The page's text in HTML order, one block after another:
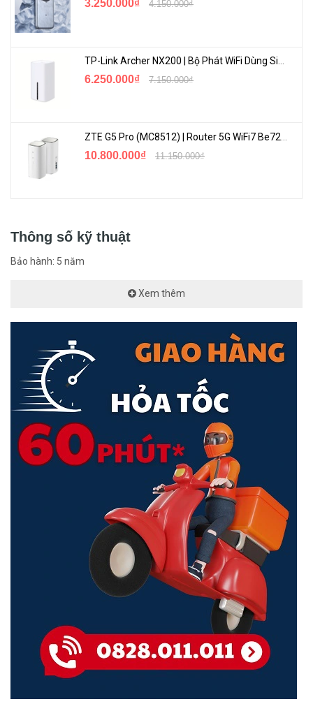
3.250.000₫ 4.150.000₫
6.250.000₫ 7.150.000₫
10.800.000₫ 11.150.000₫
Thông số kỹ thuật
Bảo hành: 5 năm
Xem thêm